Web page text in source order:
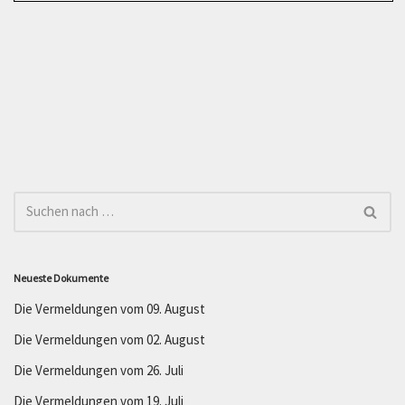
Neueste Dokumente
Die Vermeldungen vom 09. August
Die Vermeldungen vom 02. August
Die Vermeldungen vom 26. Juli